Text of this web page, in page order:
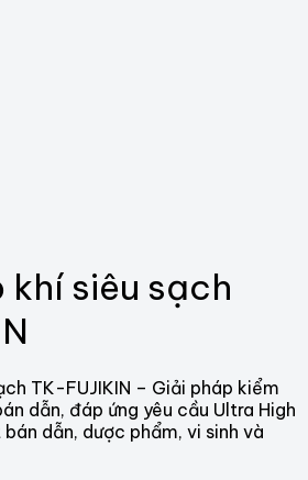
khí siêu sạch
TK-FUJIKIN – Giải pháp kiểm
dẫn, đáp ứng yêu cầu Ultra High
dẫn, dược phẩm, vi sinh và